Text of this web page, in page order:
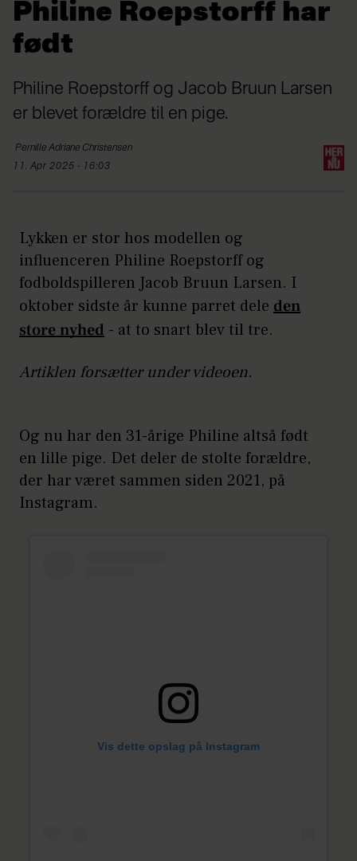
Philine Roepstorff har
født
Philine Roepstorff og Jacob Bruun Larsen
er blevet forældre til en pige.
Pernille Adriane Christensen
11. Apr 2025 - 16:03
Lykken er stor hos modellen og
influenceren Philine Roepstorff og
fodboldspilleren Jacob Bruun Larsen. I
oktober sidste år kunne parret dele den
store nyhed - at to snart blev til tre.
Artiklen forsætter under videoen.
Og nu har den 31-årige Philine altså født
en lille pige. Det deler de stolte forældre,
der har været sammen siden 2021, på
Instagram.
Vis dette opslag på Instagram